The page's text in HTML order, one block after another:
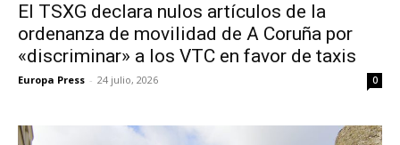
El TSXG declara nulos artículos de la
ordenanza de movilidad de A Coruña por
«discriminar» a los VTC en favor de taxis
Europa Press - 24 julio, 2026 0